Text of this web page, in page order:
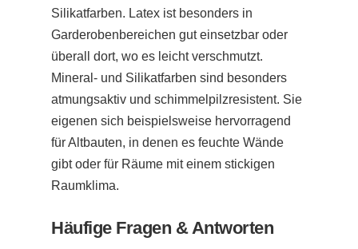
Silikatfarben. Latex ist besonders in
Garderobenbereichen gut einsetzbar oder
überall dort, wo es leicht verschmutzt.
Mineral- und Silikatfarben sind besonders
atmungsaktiv und schimmelpilzresistent. Sie
eigenen sich beispielsweise hervorragend
für Altbauten, in denen es feuchte Wände
gibt oder für Räume mit einem stickigen
Raumklima.
Häufige Fragen & Antworten